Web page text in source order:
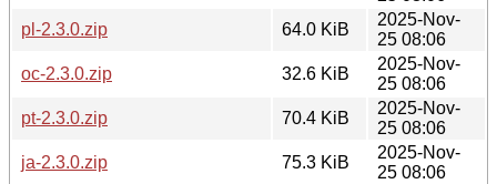
pl-2.3.0.zip
64.0 KiB
2025-Nov-
25 08:06
oc-2.3.0.zip
32.6 KiB
2025-Nov-
25 08:06
pt-2.3.0.zip
70.4 KiB
2025-Nov-
25 08:06
ja-2.3.0.zip
75.3 KiB
2025-Nov-
25 08:06